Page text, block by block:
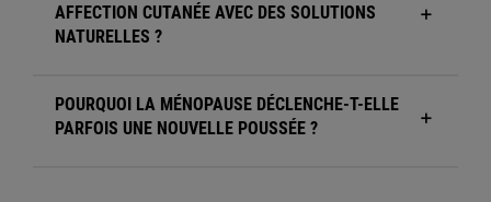
AFFECTION CUTANÉE AVEC DES SOLUTIONS
NATURELLES ?
POURQUOI LA MÉNOPAUSE DÉCLENCHE-T-ELLE
PARFOIS UNE NOUVELLE POUSSÉE ?